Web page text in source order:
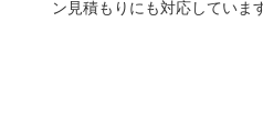
ン見積もりにも対応していま